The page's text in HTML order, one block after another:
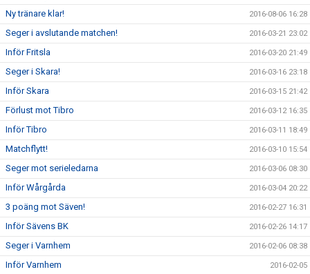
Ny tränare klar! 2016-08-06 16:28
Seger i avslutande matchen! 2016-03-21 23:02
Inför Fritsla 2016-03-20 21:49
Seger i Skara! 2016-03-16 23:18
Inför Skara 2016-03-15 21:42
Förlust mot Tibro 2016-03-12 16:35
Inför Tibro 2016-03-11 18:49
Matchflytt! 2016-03-10 15:54
Seger mot serieledarna 2016-03-06 08:30
Inför Wårgårda 2016-03-04 20:22
3 poäng mot Säven! 2016-02-27 16:31
Inför Sävens BK 2016-02-26 14:17
Seger i Varnhem 2016-02-06 08:38
Inför Varnhem 2016-02-05